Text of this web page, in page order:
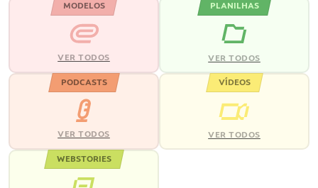
MODELOS
VER TODOS
PLANILHAS
VER TODOS
PODCASTS
VER TODOS
VÍDEOS
VER TODOS
WEBSTORIES